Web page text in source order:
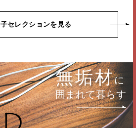
セレクションを見る
無垢材に
囲まれて暮らす